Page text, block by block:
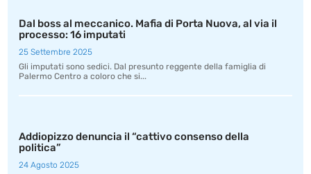
Dal boss al meccanico. Mafia di Porta Nuova, al via il
processo: 16 imputati
25 Settembre 2025
Gli imputati sono sedici. Dal presunto reggente della famiglia di
Palermo Centro a coloro che si...
Addiopizzo denuncia il “cattivo consenso della
politica”
24 Agosto 2025